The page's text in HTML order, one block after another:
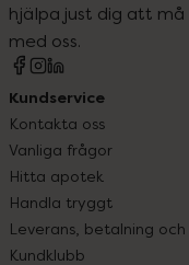
hjälpa just dig att
med oss.
Kundservice
Kontakta oss
Vanliga frågor
Hitta apotek
Handla tryggt
Leverans, betalning
Kundklubb